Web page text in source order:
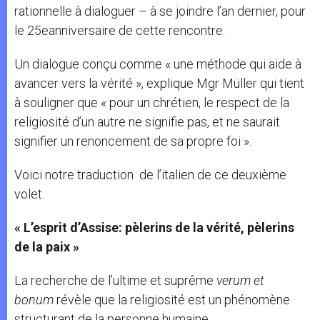
rationnelle à dialoguer – à se joindre l’an dernier, pour
le 25eanniversaire de cette rencontre.
Un dialogue conçu comme « une méthode qui aide à
avancer vers la vérité », explique Mgr Müller qui tient
à souligner que « pour un chrétien, le respect de la
religiosité d’un autre ne signifie pas, et ne saurait
signifier un renoncement de sa propre foi ».
Voici notre traduction de l’italien de ce deuxième
volet.
« L’esprit d’Assise: pèlerins de la vérité, pèlerins
de la paix »
La recherche de l’ultime et suprême verum et
bonumrévèle que la religiosité est un phénomène